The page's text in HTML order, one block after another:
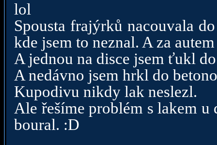
lol
Spousta frajýrků nacouvala
kde jsem to neznal. A za
A jednou na disce jsem ťukl
A nedávno jsem hrkl do
Kupodivu nikdy lak neslezl.
Ale řešíme problém s lakem
boural. :D